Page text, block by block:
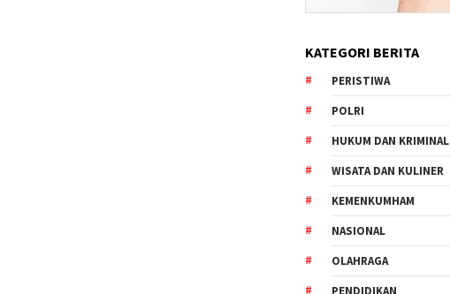
KATEGORI BERITA
PERISTIWA
POLRI
HUKUM DAN KRIMINAL
WISATA DAN KULINER
KEMENKUMHAM
NASIONAL
OLAHRAGA
PENDIDIKAN